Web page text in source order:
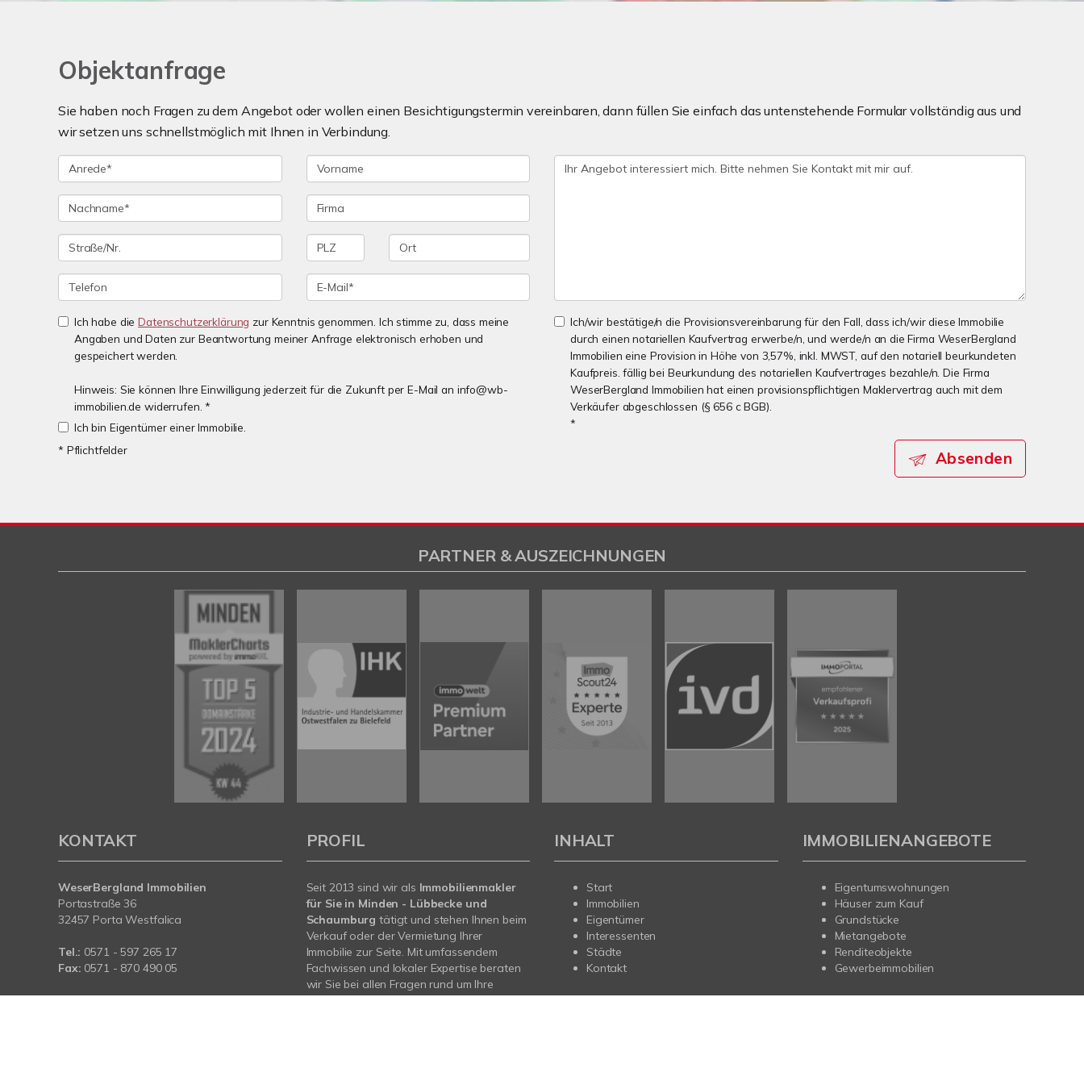
Objektanfrage
Sie haben noch Fragen zu dem Angebot oder wollen einen Besichtigungstermin vereinbaren, dann füllen Sie einfach das untenstehende Formular vollständig aus und
wir setzen uns schnellstmöglich mit Ihnen in Verbindung.
Ich habe dieDatenschutzerklärung zur Kenntnis genommen. Ich stimme zu, dass meine
Angaben und Daten zur Beantwortung meiner Anfrage elektronisch erhoben und
gespeichert werden.
Hinweis: Sie können Ihre Einwilligung jederzeit für die Zukunft per E-Mail an info@wb-
immobilien.de widerrufen. *
Ich bin Eigentümer einer Immobilie.
Ich/wir bestätige/n die Provisionsvereinbarung für den Fall, dass ich/wir diese Immobilie
durch einen notariellen Kaufvertrag erwerbe/n, und werde/n an die Firma WeserBergland
Immobilien eine Provision in Höhe von 3,57%, inkl. MWST, auf den notariell beurkundeten
Kaufpreis. fällig bei Beurkundung des notariellen Kaufvertrages bezahle/n. Die Firma
WeserBergland Immobilien hat einen provisionspflichtigen Maklervertrag auch mit dem
Verkäufer abgeschlossen (§ 656 c BGB).
*
* Pflichtfelder
Absenden
PARTNER & AUSZEICHNUNGEN
KONTAKT
WeserBergland Immobilien
Portastraße 36
32457 Porta Westfalica
Tel.: 0571 - 597 265 17
Fax: 0571 - 870 490 05
E-Mail: info@wb-immobilien.de
PROFIL
Seit 2013 sind wir als Immobilienmakler
für Sie in Minden - Lübbecke und
Schaumburgtätigt und stehen Ihnen beim
Verkauf oder der Vermietung Ihrer
Immobilie zur Seite. Mit umfassendem
Fachwissen und lokaler Expertise beraten
wir Sie bei allen Fragen rund um Ihre
Immobilie.Sprechen Sie uns an - wir sind
INHALT
Start
Immobilien
Eigentümer
Interessenten
Städte
Kontakt
IMMOBILIENANGEBOTE
Eigentumswohnungen
Häuser zum Kauf
Grundstücke
Mietangebote
Renditeobjekte
Gewerbeimmobilien